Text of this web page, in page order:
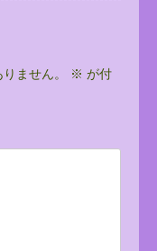
ません。 ※ が付